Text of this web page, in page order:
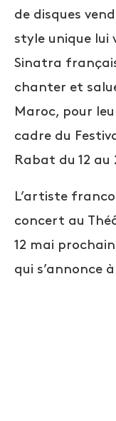
de disques
style unique lui
Sinatra
chanter et
Maroc, pour
cadre du
Rabat du 12
L’artiste
concert au
12 mai
qui s’annonce